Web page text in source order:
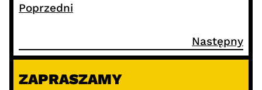
Poprzedni
Następny
ZAPRASZAMY